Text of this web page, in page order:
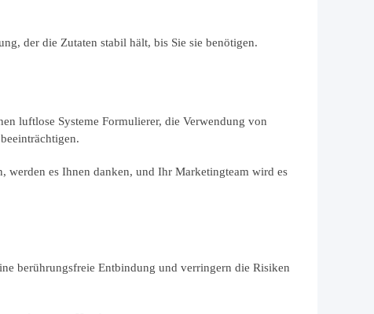
der die Zutaten stabil hält, bis Sie sie benötigen.
luftlose Systeme Formulierer, die Verwendung von
.
werden es Ihnen danken, und Ihr Marketingteam wird es
berührungsfreie Entbindung und verringern die Risiken